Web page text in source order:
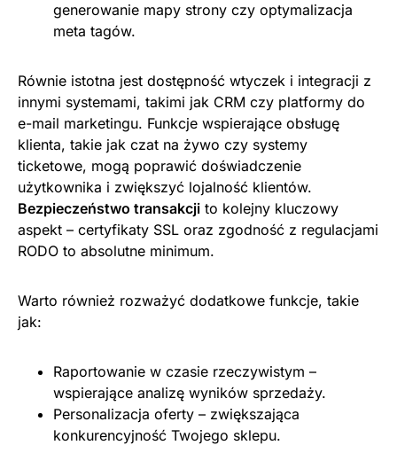
generowanie mapy strony czy optymalizacja
meta tagów.
Równie istotna jest dostępność wtyczek i integracji z
innymi systemami, takimi jak CRM czy platformy do
e-mail marketingu. Funkcje wspierające obsługę
klienta, takie jak czat na żywo czy systemy
ticketowe, mogą poprawić doświadczenie
użytkownika i zwiększyć lojalność klientów.
Bezpieczeństwo transakcji to kolejny kluczowy
aspekt – certyfikaty SSL oraz zgodność z regulacjami
RODO to absolutne minimum.
Warto również rozważyć dodatkowe funkcje, takie
jak:
Raportowanie w czasie rzeczywistym –
wspierające analizę wyników sprzedaży.
Personalizacja oferty – zwiększająca
konkurencyjność Twojego sklepu.